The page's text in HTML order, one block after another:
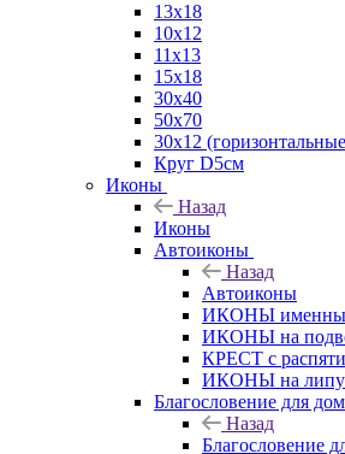
13x18
10x12
11х13
15х18
30x40
50x70
30x12
Круг D5см
Иконы
Назад
Иконы
Автоиконы
Назад
Автоиконы
ИКОНЫ
ИКОНЫ на
КРЕСТ с
ИКОНЫ на
Благословение для
Назад
Благословение